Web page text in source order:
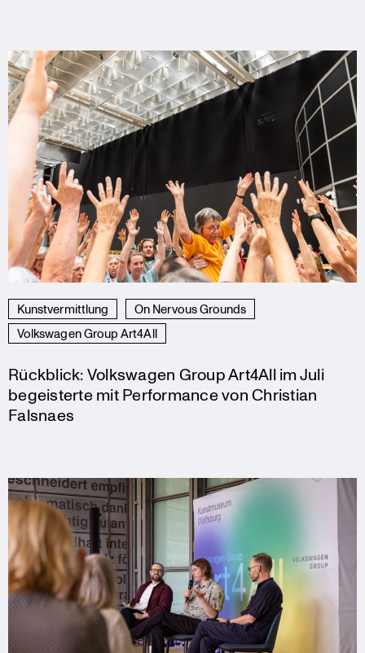
Kunstvermittlung
On Nervous Grounds
Volkswagen Group Art4All
Rückblick: Volkswagen Group Art4All im Juli
begeisterte mit Performance von Christian
Falsnaes